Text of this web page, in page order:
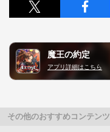
魔王の約定
アプリ詳細はこちら
その他のおすすめコンテンツ